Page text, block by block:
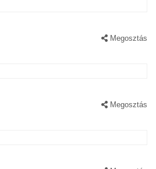
Megosztás
Megosztás